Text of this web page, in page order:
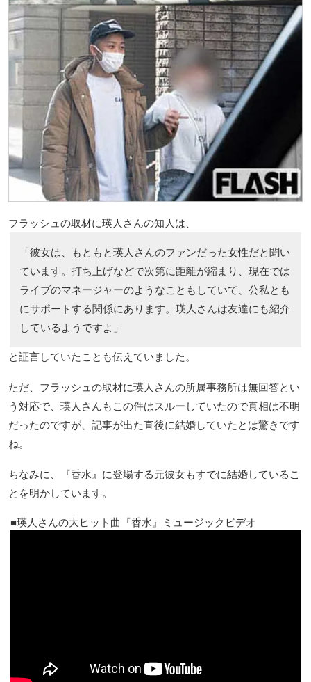
フラッシュの取材に瑛人さんの知人は、
「彼女は、もともと瑛人さんのファンだった女性だと聞い
ています。打ち上げなどで次第に距離が縮まり、現在では
ライブのマネージャーのようなこともしていて、公私とも
にサポートする関係にあります。瑛人さんは友達にも紹介
しているようですよ」
と証言していたことも伝えていました。
ただ、フラッシュの取材に瑛人さんの所属事務所は無回答とい
う対応で、瑛人さんもこの件はスルーしていたので真相は不明
だったのですが、記事が出た直後に結婚していたとは驚きです
ね。
ちなみに、『香水』に登場する元彼女もすでに結婚しているこ
とを明かしています。
瑛人さんの大ヒット曲『香水』ミュージックビデオ